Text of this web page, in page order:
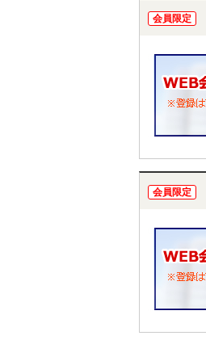
会員限定
会員限定